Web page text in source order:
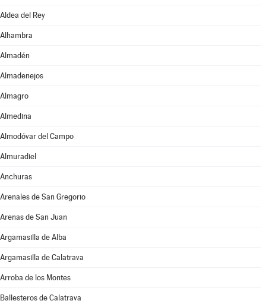
Aldea del Rey
Alhambra
Almadén
Almadenejos
Almagro
Almedina
Almodóvar del Campo
Almuradiel
Anchuras
Arenales de San Gregorio
Arenas de San Juan
Argamasilla de Alba
Argamasilla de Calatrava
Arroba de los Montes
Ballesteros de Calatrava